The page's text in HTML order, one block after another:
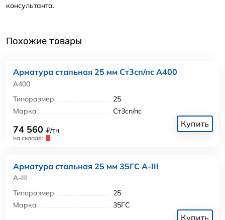
консультанта.
Похожие товары
Арматура стальная 25 мм Ст3сп/пс А400
А400
Типоразмер
25
Марка
Ст3сп/пс
74 560 ₽/тн
на складе:
Купить
Арматура стальная 25 мм 35ГС А-III
А-III
Типоразмер
25
Марка
35ГС
Купить